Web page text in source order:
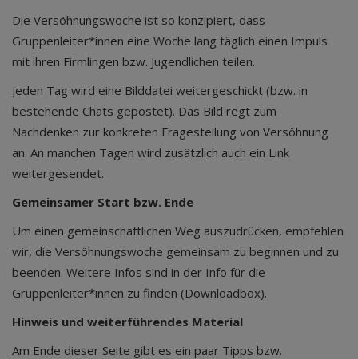
Die Versöhnungswoche ist so konzipiert, dass
Gruppenleiter*innen eine Woche lang täglich einen Impuls
mit ihren Firmlingen bzw. Jugendlichen teilen.
Jeden Tag wird eine Bilddatei weitergeschickt (bzw. in
bestehende Chats gepostet). Das Bild regt zum
Nachdenken zur konkreten Fragestellung von Versöhnung
an. An manchen Tagen wird zusätzlich auch ein Link
weitergesendet.
Gemeinsamer Start bzw. Ende
Um einen gemeinschaftlichen Weg auszudrücken, empfehlen
wir, die Versöhnungswoche gemeinsam zu beginnen und zu
beenden. Weitere Infos sind in der Info für die
Gruppenleiter*innen zu finden (Downloadbox).
Hinweis und weiterführendes Material
Am Ende dieser Seite gibt es ein paar Tipps bzw.